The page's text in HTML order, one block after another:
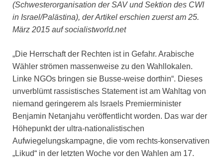
(Schwesterorganisation der SAV und Sektion des CWI
in Israel/Palästina), der Artikel erschien zuerst am 25.
März 2015 auf socialistworld.net
„Die Herrschaft der Rechten ist in Gefahr. Arabische
Wähler strömen massenweise zu den Wahllokalen.
Linke NGOs bringen sie Busse-weise dorthin“. Dieses
unverblümt rassistisches Statement ist am Wahltag von
niemand geringerem als Israels Premierminister
Benjamin Netanjahu veröffentlicht worden. Das war der
Höhepunkt der ultra-nationalistischen
Aufwiegelungskampagne, die vom rechts-konservativen
„Likud“ in der letzten Woche vor den Wahlen am 17.